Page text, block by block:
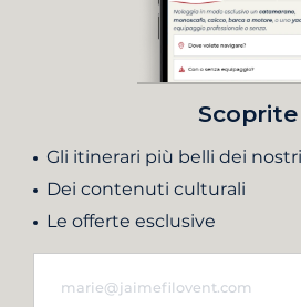
Scoprite
Gli itinerari più belli dei
Dei contenuti culturali
Le offerte esclusive